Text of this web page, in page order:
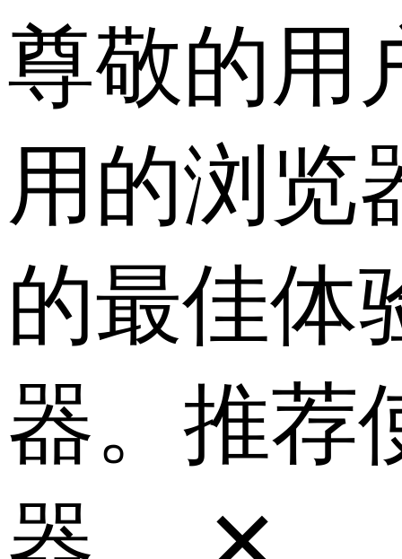
尊敬的用
用的浏览
的最佳体
器。推荐